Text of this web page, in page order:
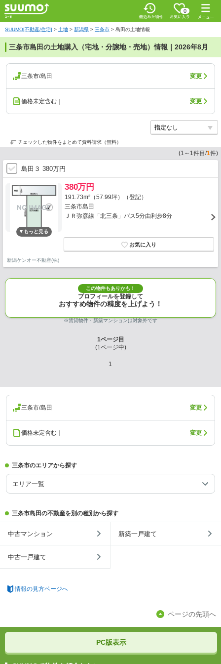
0
SUUMO[不動産/住宅] > 土地 > 新潟県 > 三条市 > 島田の土地情報
三条市島田の土地購入（宅地・分譲地・売地）情報｜2026年8月
三条市/島田 変更
価格未定含む｜ 変更
チェックした物件をまとめて資料請求（無料）
(1 ～ 1件目/1件)
島田３ 380万円
380万円
191.73m²（57.99坪）（登記）
三条市島田
ＪＲ弥彦線「北三条」バス5分由利歩8分
新潟ケンオー不動産(株)
この物件もありかも！
プロフィールを登録して
おすすめ物件の精度を上げよう！
※賃貸物件・新築マンションは対象外です
1ページ目
(1ページ中)
1
三条市/島田 変更
価格未定含む｜ 変更
三条市のエリアから探す
エリア一覧
三条市島田の不動産を別の種別から探す
中古マンション 新築一戸建て
中古一戸建て
情報の見方ページへ
ページの先頭へ
PC版表示